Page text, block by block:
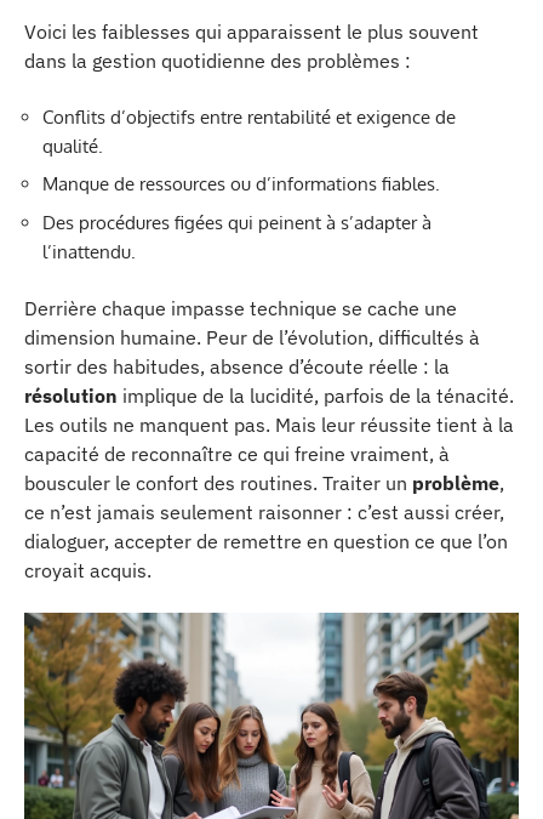
Voici les faiblesses qui apparaissent le plus souvent
dans la gestion quotidienne des problèmes :
Conflits d’objectifs entre rentabilité et exigence de
qualité.
Manque de ressources ou d’informations fiables.
Des procédures figées qui peinent à s’adapter à
l’inattendu.
Derrière chaque impasse technique se cache une
dimension humaine. Peur de l’évolution, difficultés à
sortir des habitudes, absence d’écoute réelle : la
résolution implique de la lucidité, parfois de la ténacité.
Les outils ne manquent pas. Mais leur réussite tient à la
capacité de reconnaître ce qui freine vraiment, à
bousculer le confort des routines. Traiter un problème,
ce n’est jamais seulement raisonner : c’est aussi créer,
dialoguer, accepter de remettre en question ce que l’on
croyait acquis.